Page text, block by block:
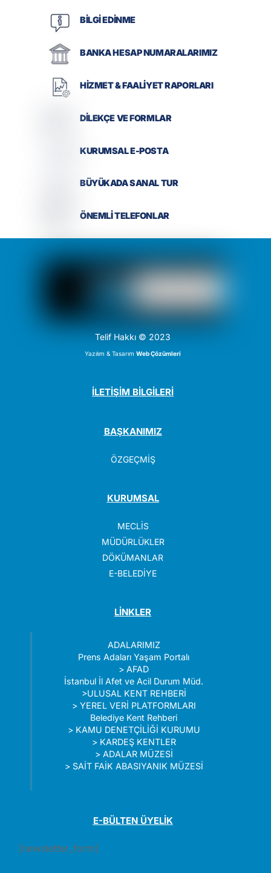
BİLGİ EDİNME
BANKA HESAP NUMARALARIMIZ
HİZMET & FAALİYET RAPORLARI
DİLEKÇE VE FORMLAR
KURUMSAL E-POSTA
BÜYÜKADA SANAL TUR
ÖNEMLİ TELEFONLAR
Telif Hakkı © 2023
Yazılım & TasarımWeb Çözümleri
İLETİŞİM BİLGİLERİ
BAŞKANIMIZ
ÖZGEÇMİŞ
KURUMSAL
MECLİS
MÜDÜRLÜKLER
DÖKÜMANLAR
E-BELEDİYE
LİNKLER
ADALARIMIZ
Prens Adaları Yaşam Portalı
>AFAD
İstanbul İl Afet ve Acil Durum Müd.
>ULUSAL KENT REHBERİ
> YEREL VERİ PLATFORMLARI
Belediye Kent Rehberi
> KAMU DENETÇİLİĞİ KURUMU
> KARDEŞ KENTLER
> ADALAR MÜZESİ
> SAİT FAİK ABASIYANIK MÜZESİ
E-BÜLTEN ÜYELİK
[newsletter_form]